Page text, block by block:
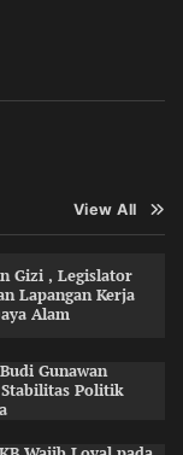
View All
Gizi , Legislator
Lapangan Kerja
Alam
Gunawan
Politik